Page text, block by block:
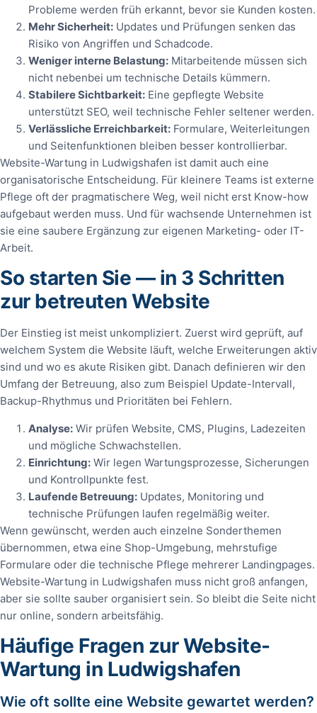
Probleme werden früh erkannt, bevor sie Kunden kosten.
Mehr Sicherheit: Updates und Prüfungen senken das
Risiko von Angriffen und Schadcode.
Weniger interne Belastung: Mitarbeitende müssen sich
nicht nebenbei um technische Details kümmern.
Stabilere Sichtbarkeit: Eine gepflegte Website
unterstützt SEO, weil technische Fehler seltener werden.
Verlässliche Erreichbarkeit: Formulare, Weiterleitungen
und Seitenfunktionen bleiben besser kontrollierbar.
Website-Wartung in Ludwigshafen ist damit auch eine
organisatorische Entscheidung. Für kleinere Teams ist externe
Pflege oft der pragmatischere Weg, weil nicht erst Know-how
aufgebaut werden muss. Und für wachsende Unternehmen ist
sie eine saubere Ergänzung zur eigenen Marketing- oder IT-
Arbeit.
So starten Sie — in 3 Schritten
zur betreuten Website
Der Einstieg ist meist unkompliziert. Zuerst wird geprüft, auf
welchem System die Website läuft, welche Erweiterungen aktiv
sind und wo es akute Risiken gibt. Danach definieren wir den
Umfang der Betreuung, also zum Beispiel Update-Intervall,
Backup-Rhythmus und Prioritäten bei Fehlern.
Analyse: Wir prüfen Website, CMS, Plugins, Ladezeiten
und mögliche Schwachstellen.
Einrichtung: Wir legen Wartungsprozesse, Sicherungen
und Kontrollpunkte fest.
Laufende Betreuung: Updates, Monitoring und
technische Prüfungen laufen regelmäßig weiter.
Wenn gewünscht, werden auch einzelne Sonderthemen
übernommen, etwa eine Shop-Umgebung, mehrstufige
Formulare oder die technische Pflege mehrerer Landingpages.
Website-Wartung in Ludwigshafen muss nicht groß anfangen,
aber sie sollte sauber organisiert sein. So bleibt die Seite nicht
nur online, sondern arbeitsfähig.
Häufige Fragen zur Website-
Wartung in Ludwigshafen
Wie oft sollte eine Website gewartet werden?